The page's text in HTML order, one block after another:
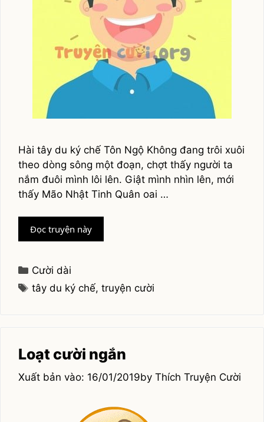
Hài tây du ký chế Tôn Ngộ Không đang trôi xuôi
theo dòng sông một đoạn, chợt thấy người ta
nắm đuôi mình lôi lên. Giật mình nhìn lên, mới
thấy Mão Nhật Tinh Quân oai …
Đọc truyện nàyTây
du
Categories
Cười dài
Tags
tây du ký chế,truyện cười
Loạt cười ngắn
16/01/2019by Thích Truyện Cười